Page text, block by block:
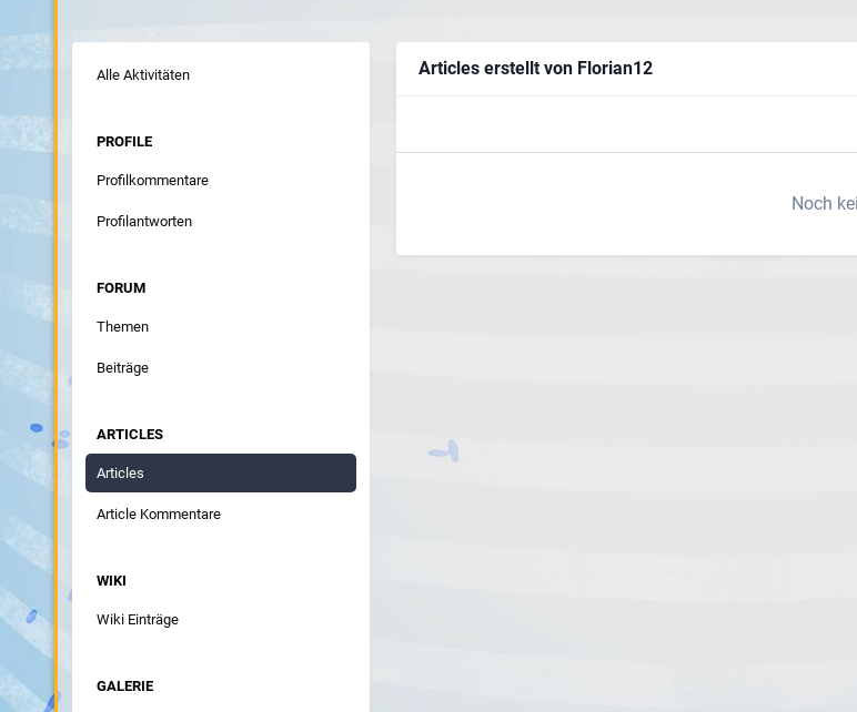
Alle Aktivitäten
PROFILE
Profilkommentare
Profilantworten
FORUM
Themen
Beiträge
ARTICLES
Articles
Article Kommentare
WIKI
Wiki Einträge
GALERIE
Articles erstellt von Florian12
Noch